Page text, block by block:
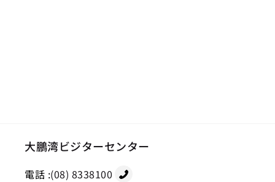
大鵬湾ビジターセンター
電話 :(08) 8338100